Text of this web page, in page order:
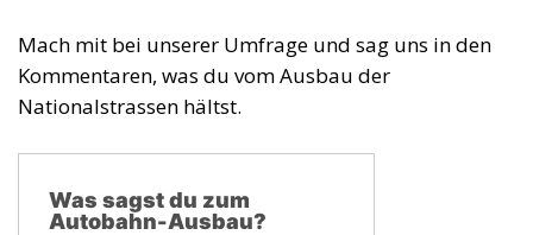
Mach mit bei unserer Umfrage und sag uns in den
Kommentaren, was du vom Ausbau der
Nationalstrassen hältst.
Was sagst du zum
Autobahn-Ausbau?